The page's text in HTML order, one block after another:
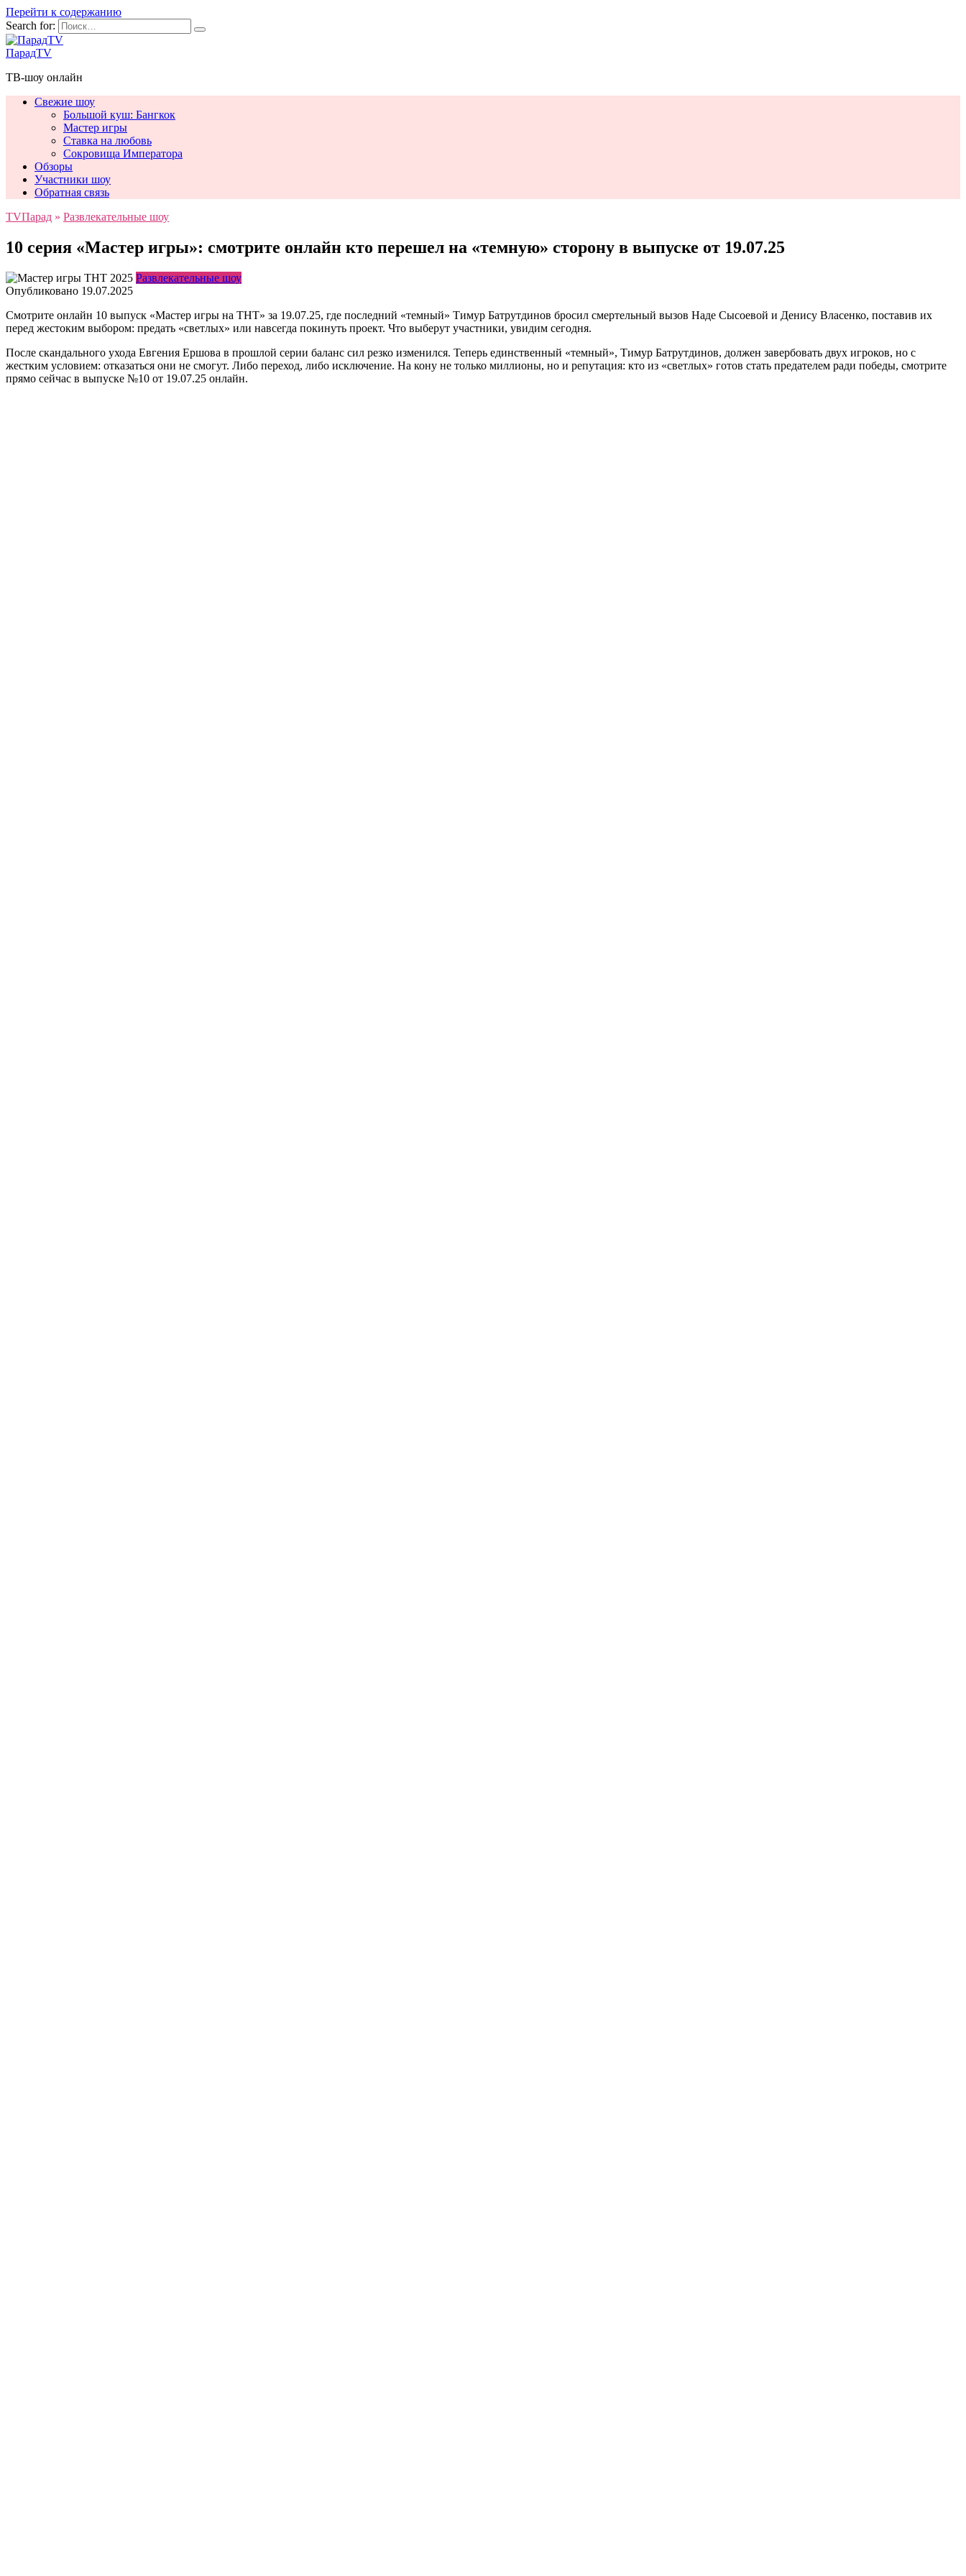
Перейти к содержанию
Search for:
ПарадTV
ТВ-шоу онлайн
Свежие шоу
Большой куш: Бангкок
Мастер игры
Ставка на любовь
Сокровища Императора
Обзоры
Участники шоу
Обратная связь
TVПарад » Развлекательные шоу
10 серия «Мастер игры»: смотрите онлайн кто перешел на «темную» сторону в выпуске от 19.07.25
Развлекательные шоу
Опубликовано 19.07.2025
Смотрите онлайн 10 выпуск «Мастер игры на ТНТ» за 19.07.25, где последний «темный» Тимур Батрутдинов бросил смертельный вызов Наде Сысоевой и Денису Власенко, поставив их
перед жестоким выбором: предать «светлых» или навсегда покинуть проект. Что выберут участники, увидим сегодня.
После скандального ухода Евгения Ершова в прошлой серии баланс сил резко изменился. Теперь единственный «темный», Тимур Батрутдинов, должен завербовать двух игроков, но с
жестким условием: отказаться они не смогут. Либо переход, либо исключение. На кону не только миллионы, но и репутация: кто из «светлых» готов стать предателем ради победы, смотрите
прямо сейчас в выпуске №10 от 19.07.25 онлайн.